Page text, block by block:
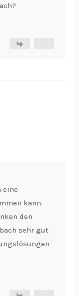
eine
kann.
den
sehr gut